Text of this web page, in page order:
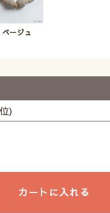
ベージュ
カートに入れる